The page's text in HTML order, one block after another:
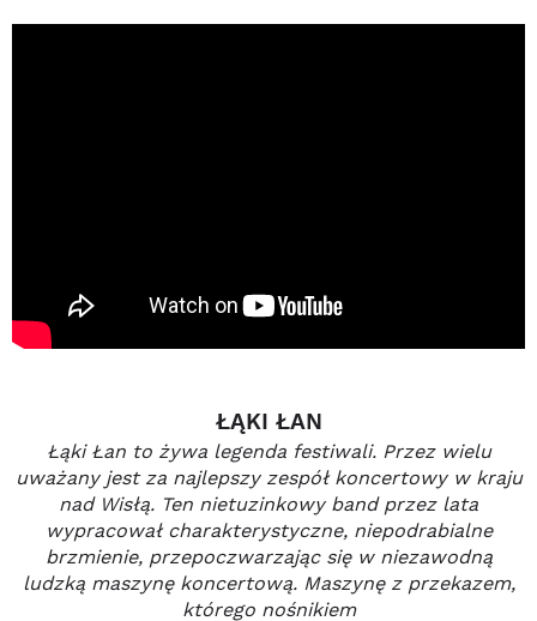
ŁĄKI ŁAN
Łąki Łan to żywa legenda festiwali. Przez wielu
uważany jest za najlepszy zespół koncertowy w kraju
nad Wisłą. Ten nietuzinkowy band przez lata
wypracował charakterystyczne, niepodrabialne
brzmienie, przepoczwarzając się w niezawodną
ludzką maszynę koncertową. Maszynę z przekazem,
którego nośnikiem